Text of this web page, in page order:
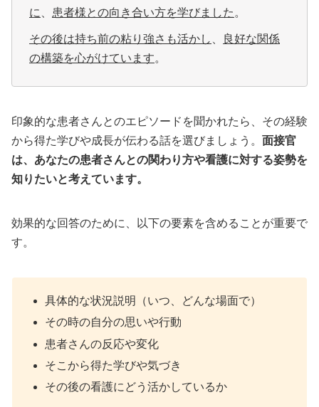
に
患者様との向き合い方を学びました 。
その後は持ち前の粘り強さも活かし
良好な関係
の構築を心がけています。
印象的な患者さんとのエピソードを聞かれたら、その経験
から得た学びや成長が伝わる話を選びましょう。 面接官
は、あなたの患者さんとの関わり方や看護に対する姿勢を
知りたいと考えています。
効果的な回答のために、以下の要素を含めることが重要で
す。
具体的な状況説明（いつ、どんな場面で）
その時の自分の思いや行動
患者さんの反応や変化
そこから得た学びや気づき
その後の看護にどう活かしているか